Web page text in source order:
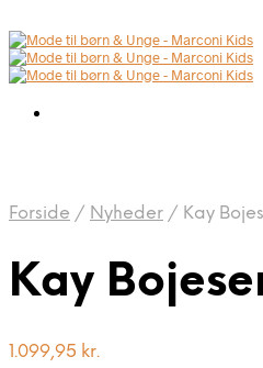
Forside / Nyheder / Kay
Kay
1.099,95 kr.